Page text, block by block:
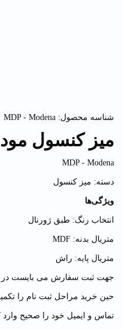
شناسه محصول: MDP - Modena
میز کنسول
MDP - Modena
دسته: میز کنسول
ویژگی‌ها
انتخاب رنگ: طبق ژورنال
متریال بدنه: MDF
متریال پایه: راش
جهت ثبت سفارش می بایست در
حین خرید مراحل ثبت نام را
تماس و ایمیل خود را صحیح وارد